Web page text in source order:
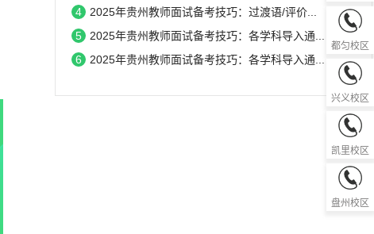
4
2025年贵州教师面试备考技巧：过渡语/评价...
5
2025年贵州教师面试备考技巧：各学科导入通...
6
2025年贵州教师面试备考技巧：各学科导入通...
都匀校区
0854-
兴义校区
0859-
凯里校区
0855-
盘州校区
0858-